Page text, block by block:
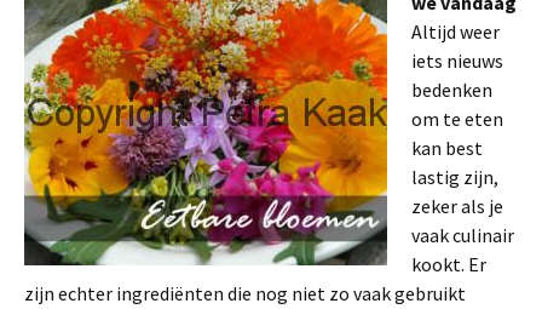
Altijd weer
iets nieuws
bedenken
om te eten
kan best
lastig zijn,
zeker als je
vaak culinair
kookt. Er
zijn echter ingrediënten die nog niet zo vaak gebruikt